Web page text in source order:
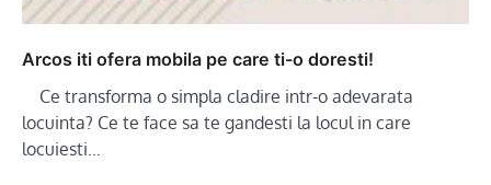
Arcos iti ofera mobila pe care ti-o doresti!
Ce transforma o simpla cladire intr-o adevarata
locuinta? Ce te face sa te gandesti la locul in care
locuiesti…